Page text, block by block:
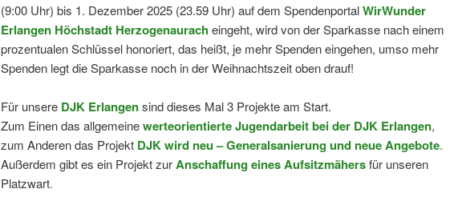
(9:00 Uhr) bis 1. Dezember 2025 (23.59 Uhr) auf dem SpendenportalWirWunder
Erlangen Höchstadt Herzogenaurach eingeht, wird von der Sparkasse nach einem
prozentualen Schlüssel honoriert, das heißt, je mehr Spenden eingehen, umso mehr
Spenden legt die Sparkasse noch in der Weihnachtszeit oben drauf!
Für unsere DJK Erlangensind dieses Mal 3 Projekte am Start.
Zum Einen das allgemeinewerteorientierte Jugendarbeit bei der DJK Erlangen,
zum Anderen das Projekt DJK wird neu – Generalsanierung und neue Angebote.
Außerdem gibt es ein Projekt zurAnschaffung eines Aufsitzmähersfür unseren
Platzwart.